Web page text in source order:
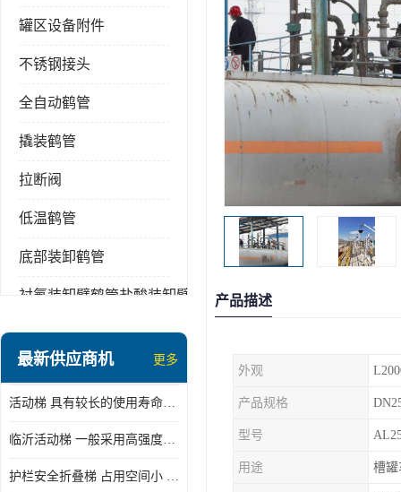
罐区设备附件
不锈钢接头
全自动鹤管
撬装鹤管
拉断阀
低温鹤管
底部装卸鹤管
衬氟装卸臂鹤管盐酸装卸臂
顶部装卸车鹤管
液氨液化气鹤管
定量装车系统
最新供应商机 更多
活动梯 具有较长的使用寿命和耐用性 一般采用高强度材料制造
临沂活动梯 一般采用高强度材料制造 可以用于多种不同的任务
护栏安全折叠梯 占用空间小 方便存放和搬运
产品描述
外观
产品规格
型号
用途 槽罐